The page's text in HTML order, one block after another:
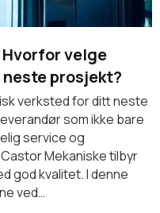
velge
prosjekt?
verksted for ditt neste
som ikke bare
service og
Mekaniske tilbyr
god kvalitet. I denne
ved…